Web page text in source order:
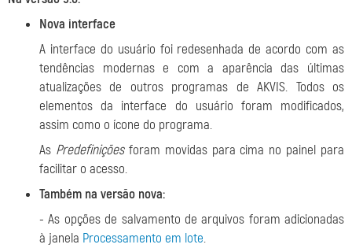
Nova interface
A interface do usuário foi redesenhada de acordo com as
tendências modernas e com a aparência das últimas
atualizações de outros programas de AKVIS. Todos os
elementos da interface do usuário foram modificados,
assim como o ícone do programa.
As Predefiniçõesforam movidas para cima no painel para
facilitar o acesso.
Também na versão nova:
- As opções de salvamento de arquivos foram adicionadas
à janela Processamento em lote.